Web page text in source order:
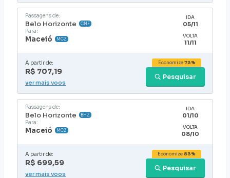
Passagens de:
Belo Horizonte CNF
Para:
Maceió MCZ
IDA
05/11
VOLTA
11/11
A partir de:
R$ 707,19
Pesquisar
Economize73%
ver mais voos
Passagens de:
Belo Horizonte BHZ
Para:
Maceió MCZ
IDA
01/10
VOLTA
08/10
A partir de:
R$ 699,59
Pesquisar
Economize83%
ver mais voos